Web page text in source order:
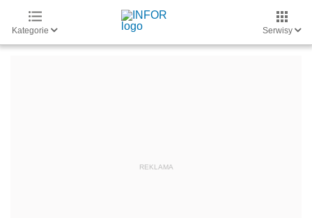
Kategorie Serwisy